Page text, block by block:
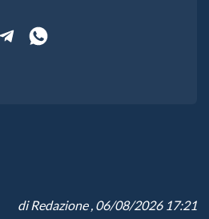
diRedazione, 06/08/2026 17:21